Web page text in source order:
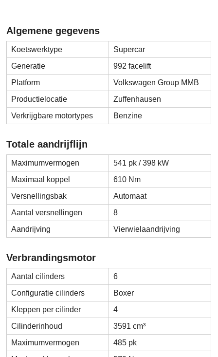
Algemene gegevens
Koetswerktype
Supercar
Generatie
992 facelift
Platform
Volkswagen Group MMB
Productielocatie
Zuffenhausen
Verkrijgbare motortypes
Benzine
Totale aandrijflijn
Maximumvermogen
541 pk / 398 kW
Maximaal koppel
610 Nm
Versnellingsbak
Automaat
Aantal versnellingen
8
Aandrijving
Vierwielaandrijving
Verbrandingsmotor
Aantal cilinders
6
Configuratie cilinders
Boxer
Kleppen per cilinder
4
Cilinderinhoud
3591 cm³
Maximumvermogen
485 pk